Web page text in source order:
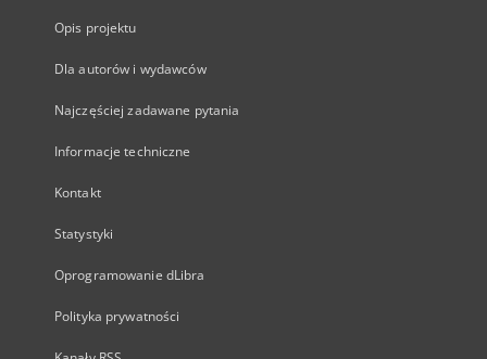
Opis projektu
Dla autorów i wydawców
Najczęściej zadawane pytania
Informacje techniczne
Kontakt
Statystyki
Oprogramowanie dLibra
Polityka prywatności